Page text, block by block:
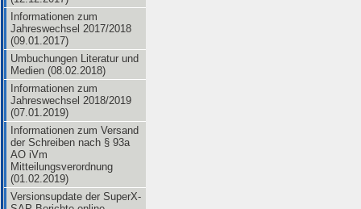
Informationen zum
Jahreswechsel 2017/2018
(09.01.2017)
Umbuchungen Literatur und
Medien (08.02.2018)
Informationen zum
Jahreswechsel 2018/2019
(07.01.2019)
Informationen zum Versand
der Schreiben nach § 93a
AO iVm
Mitteilungsverordnung
(01.02.2019)
Versionsupdate der SuperX-